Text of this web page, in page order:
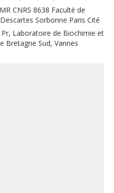
CNRS 8638 Faculté de
Sorbonne Paris Cité
Laboratoire de Biochimie et
Bretagne Sud, Vannes